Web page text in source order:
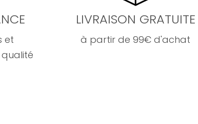
et
LIVRAISON GRATUITE
à partir de 99€ d'achat